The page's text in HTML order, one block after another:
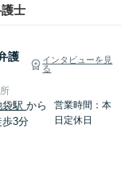
士
護
インタビューを見
る
袋駅から
歩3分
営業時間：本
日定休日